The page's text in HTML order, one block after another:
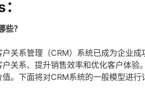
些？
关系管理（CRM）系统已成为企业
关系、提升销售效率和优化客户体
。下面将对CRM系统的一般模型进行